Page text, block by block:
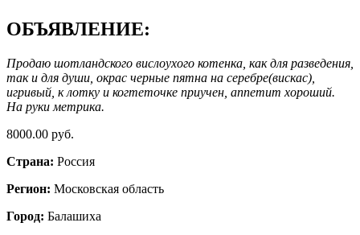
ОБЪЯВЛЕНИЕ:
Продаю шотландского вислоухого котенка, как для разведения,
так и для души, окрас черные пятна на серебре(вискас),
игривый, к лотку и когтеточке приучен, аппетит хороший.
На руки метрика.
8000.00 руб.
Страна: Россия
Регион: Московская область
Город: Балашиха